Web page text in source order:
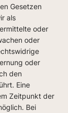
Gesetzen
als
oder
oder
oder
den
Eine
Zeitpunkt der
Bei